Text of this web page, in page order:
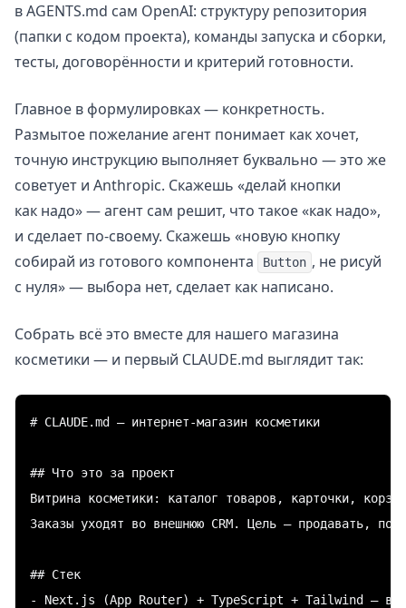
в AGENTS.md сам OpenAI: структуру репозитория
(папки с кодом проекта), команды запуска и сборки,
тесты, договорённости и критерий готовности.
Главное в формулировках — конкретность.
Размытое пожелание агент понимает как хочет,
точную инструкцию выполняет буквально — это же
советует и Anthropic. Скажешь «делай кнопки
как надо» — агент сам решит, что такое «как надо»,
и сделает по-своему. Скажешь «новую кнопку
собирай из готового компонента
Button , не рисуй
с нуля» — выбора нет, сделает как написано.
Собрать всё это вместе для нашего магазина
косметики — и первый CLAUDE.md выглядит так:
# CLAUDE.md — интернет-магазин косметики
## Что это за проект
Витрина косметики: каталог товаров, карточки,
Заказы уходят во внешнюю CRM. Цель — продавать,
## Стек
- Next.js (App Router) + TypeScript + Tailwind —